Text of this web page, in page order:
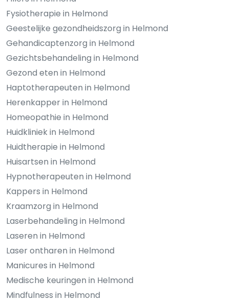
Fysiotherapie in Helmond
Geestelijke gezondheidszorg in Helmond
Gehandicaptenzorg in Helmond
Gezichtsbehandeling in Helmond
Gezond eten in Helmond
Haptotherapeuten in Helmond
Herenkapper in Helmond
Homeopathie in Helmond
Huidkliniek in Helmond
Huidtherapie in Helmond
Huisartsen in Helmond
Hypnotherapeuten in Helmond
Kappers in Helmond
Kraamzorg in Helmond
Laserbehandeling in Helmond
Laseren in Helmond
Laser ontharen in Helmond
Manicures in Helmond
Medische keuringen in Helmond
Mindfulness in Helmond